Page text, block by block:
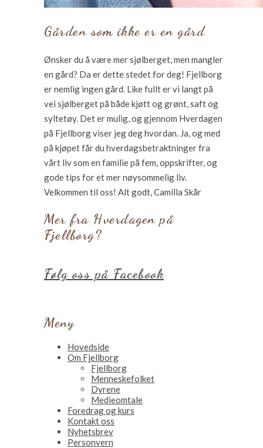
Gården som ikke er en gård
Ønsker du å være mer sjølberget, men mangler
en gård? Da er dette stedet for deg! Fjellborg
er nemlig ingen gård. Like fullt er vi langt på
vei sjølberget på både kjøtt og grønt, saft og
syltetøy. Det er mulig, og gjennom Hverdagen
på Fjellborg viser jeg deg hvordan. Ja, og med
på kjøpet får du hverdagsbetraktninger fra
vårt liv som en familie på fem, oppskrifter, og
gode tips for et mer nøysommelig liv.
Velkommen til oss! Alt godt, Camilla Skår
Mer fra Hverdagen på
Fjellborg?
Følg oss på Facebook
Meny
Hovedside
Om Fjellborg
Fjellborg
Menneskefolket
Dyrene
Medieomtale
Foredrag og kurs
Kontakt oss
Nyhetsbrev
Personvern